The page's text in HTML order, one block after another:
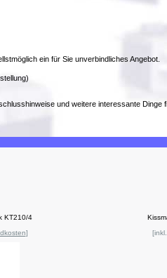
ein für Sie unverbindliches Angebot.
und weitere interessante Dinge
KT210/4
]